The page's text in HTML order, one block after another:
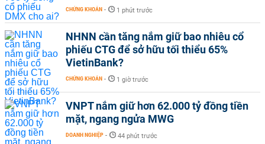
CHỨNG KHOÁN - 1 phút trước
NHNN cần tăng nắm giữ bao nhiêu cổ
phiếu CTG để sở hữu tối thiểu 65%
VietinBank?
CHỨNG KHOÁN - 1 giờ trước
VNPT nắm giữ hơn 62.000 tỷ đồng tiền
mặt, ngang ngửa MWG
DOANH NGHIỆP - 44 phút trước